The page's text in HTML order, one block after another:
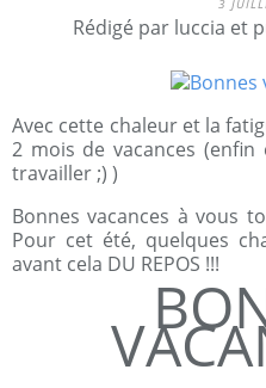
3
Rédigé par luccia et
Avec cette chaleur et la
2 mois de vacances
travailler ;) )
Bonnes vacances à vous
Pour cet été, quelques
avant cela DU REPOS !!!